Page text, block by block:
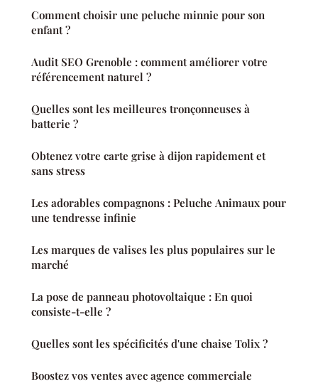
Comment choisir une peluche minnie pour son
enfant ?
Audit SEO Grenoble : comment améliorer votre
référencement naturel ?
Quelles sont les meilleures tronçonneuses à
batterie ?
Obtenez votre carte grise à dijon rapidement et
sans stress
Les adorables compagnons : Peluche Animaux pour
une tendresse infinie
Les marques de valises les plus populaires sur le
marché
La pose de panneau photovoltaique : En quoi
consiste-t-elle ?
Quelles sont les spécificités d'une chaise Tolix ?
Boostez vos ventes avec agence commerciale